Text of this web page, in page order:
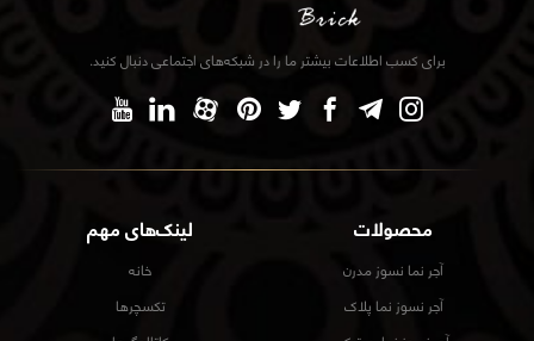
محصولات
آجر نما نسوز مدرن
آجر نسوز نما پلاک
لینک‌های مهم
خانه
تکسچرها
برای کسب اطلاعات بیشتر ما را در شبکه‌های اجتماعی دنبال کنید.